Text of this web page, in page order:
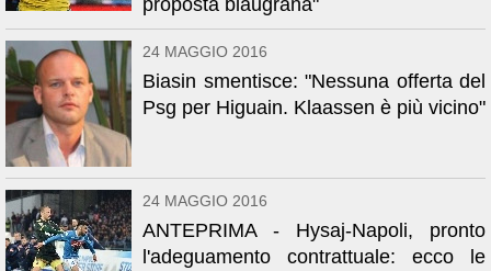
proposta blaugrana"
24 MAGGIO 2016
Biasin smentisce: "Nessuna offerta del
Psg per Higuain. Klaassen è più vicino"
24 MAGGIO 2016
ANTEPRIMA - Hysaj-Napoli, pronto
l'adeguamento contrattuale: ecco le